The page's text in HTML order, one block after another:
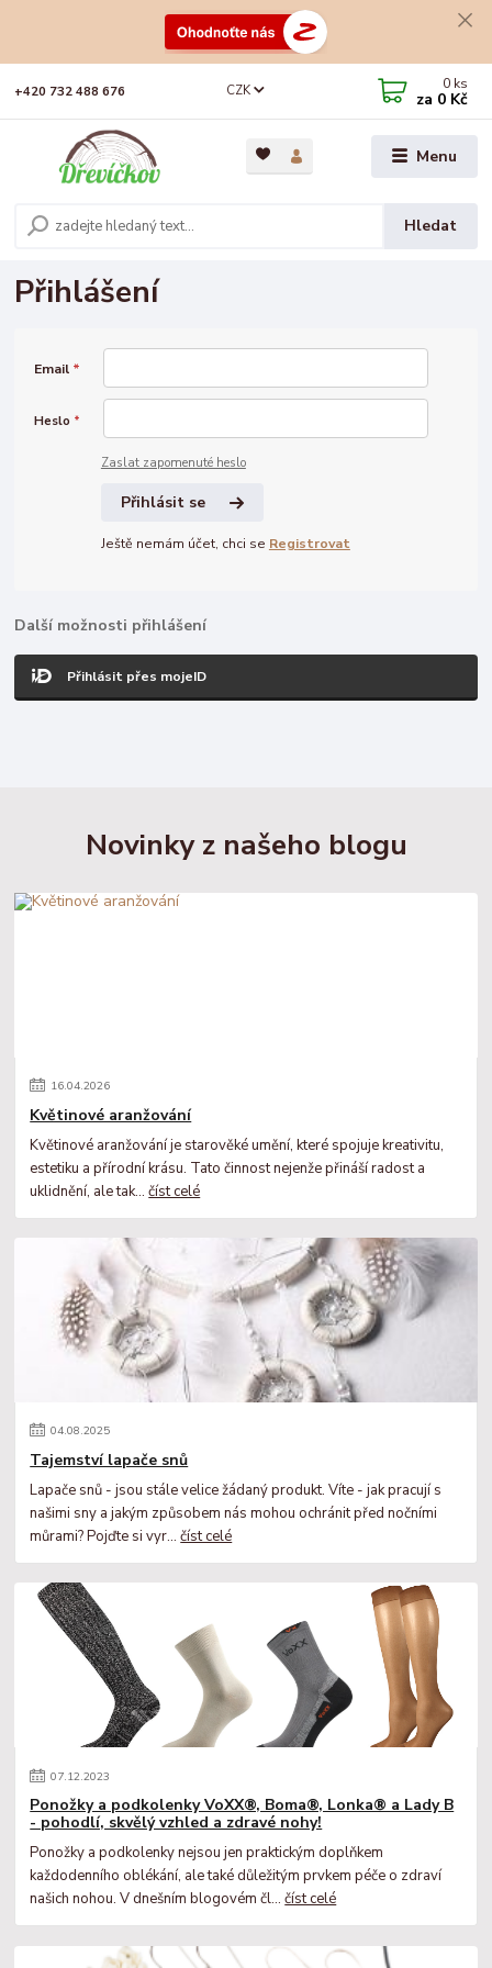
Menu
CZK
Hledat
+420 732 488 676 0 ks
za 0 Kč
Přihlášení
Email *
Heslo *
Zaslat zapomenuté heslo
Přihlásit se
Ještě nemám účet, chci se Registrovat
Další možnosti přihlášení
Přihlásit přes mojeID
Novinky z našeho blogu
16.04.2026
Květinové aranžování
Květinové aranžování je starověké umění, které spojuje kreativitu,
estetiku a přírodní krásu. Tato činnost nejenže přináší radost a
uklidnění, ale tak...číst celé
04.08.2025
Tajemství lapače snů
Lapače snů - jsou stále velice žádaný produkt. Víte - jak pracují s
našimi sny a jakým způsobem nás mohou ochránit před nočními
můrami? Pojďte si vyr...číst celé
07.12.2023
Ponožky a podkolenky VoXX®, Boma®, Lonka® a Lady B
- pohodlí, skvělý vzhled a zdravé nohy!
Ponožky a podkolenky nejsou jen praktickým doplňkem
každodenního oblékání, ale také důležitým prvkem péče o zdraví
našich nohou. V dnešním blogovém čl...číst celé